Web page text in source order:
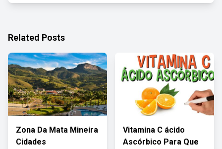
Related Posts
Zona Da Mata Mineira
Cidades
Vitamina C ácido
Ascórbico Para Que